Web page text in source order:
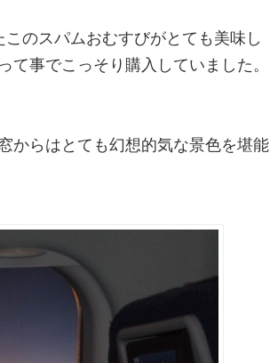
のスパムおむすびがとても美味し
事でこっそり購入していました。
からはとても幻想的気な景色を堪能